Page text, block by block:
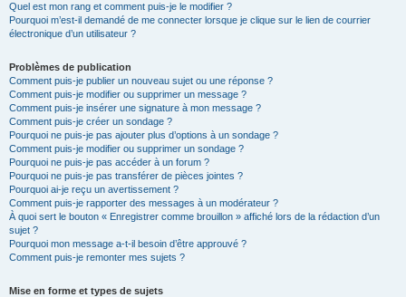
Quel est mon rang et comment puis-je le modifier ?
Pourquoi m’est-il demandé de me connecter lorsque je clique sur le lien de courrier
électronique d’un utilisateur ?
Problèmes de publication
Comment puis-je publier un nouveau sujet ou une réponse ?
Comment puis-je modifier ou supprimer un message ?
Comment puis-je insérer une signature à mon message ?
Comment puis-je créer un sondage ?
Pourquoi ne puis-je pas ajouter plus d’options à un sondage ?
Comment puis-je modifier ou supprimer un sondage ?
Pourquoi ne puis-je pas accéder à un forum ?
Pourquoi ne puis-je pas transférer de pièces jointes ?
Pourquoi ai-je reçu un avertissement ?
Comment puis-je rapporter des messages à un modérateur ?
À quoi sert le bouton « Enregistrer comme brouillon » affiché lors de la rédaction d’un
sujet ?
Pourquoi mon message a-t-il besoin d’être approuvé ?
Comment puis-je remonter mes sujets ?
Mise en forme et types de sujets